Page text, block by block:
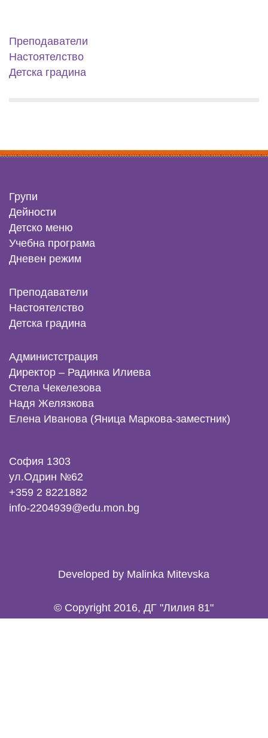
Преподаватели
Настоятелство
Детска градина
Групи
Дейности
Детско меню
Учебна програма
Дневен режим
Преподаватели
Настоятелство
Детска градина
Администстрация
Директор – Радинка Илиева
Стела Чекелезова
Надя Желязкова
Елена Иванова (Яница Маркова-заместник)
София 1303
ул.Одрин №62
+359 2 8221882
info-2204939@edu.mon.bg
Developed by Malinka Mitevska
© Copyright 2016, ДГ "Лилия 81"